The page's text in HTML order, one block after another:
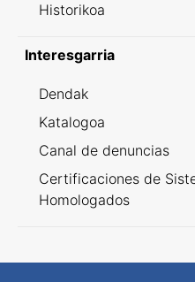
Historikoa
Interesgarria
Dendak
Katalogoa
Canal de denuncias
Certificaciones de
Homologados